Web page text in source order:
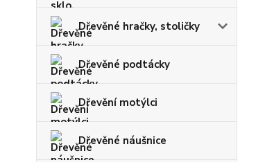
Dřevěné hračky, stoličky
Dřevěné podtácky
Dřevění motýlci
Dřevěné náušnice